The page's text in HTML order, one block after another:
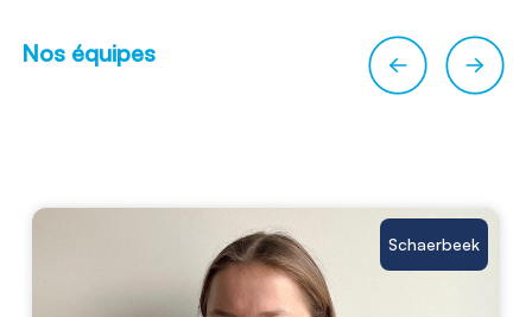
Nos équipes
Schaerbeek